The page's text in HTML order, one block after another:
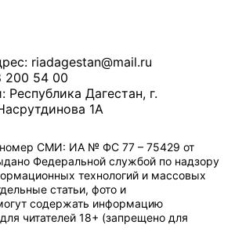
riadagestan@mail.ru
200 54 00
Дагестан, г.
1А
номер СМИ: ИА № ФС 77 – 75429 от
Федеральной службой по надзору
технологий и массовых
статьи, фото и
содержать информацию
читателей 18+ (запрещено для